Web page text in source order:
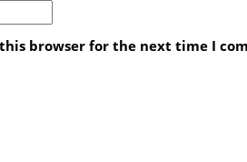
browser for the next time I